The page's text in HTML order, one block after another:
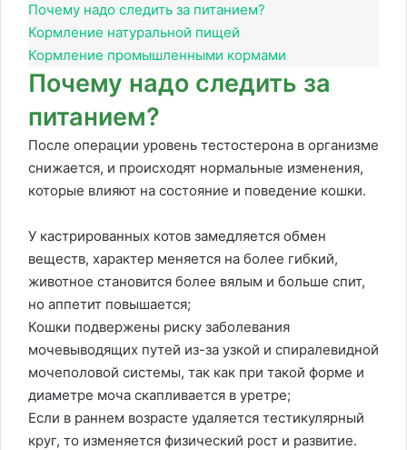
Почему надо следить за питанием?
Кормление натуральной пищей
Кормление промышленными кормами
Почему надо следить за
питанием?
После операции уровень тестостерона в организме
снижается, и происходят нормальные изменения,
которые влияют на состояние и поведение кошки.
У кастрированных котов замедляется обмен
веществ, характер меняется на более гибкий,
животное становится более вялым и больше спит,
но аппетит повышается;
Кошки подвержены риску заболевания
мочевыводящих путей из-за узкой и спиралевидной
мочеполовой системы, так как при такой форме и
диаметре моча скапливается в уретре;
Если в раннем возрасте удаляется тестикулярный
круг, то изменяется физический рост и развитие.